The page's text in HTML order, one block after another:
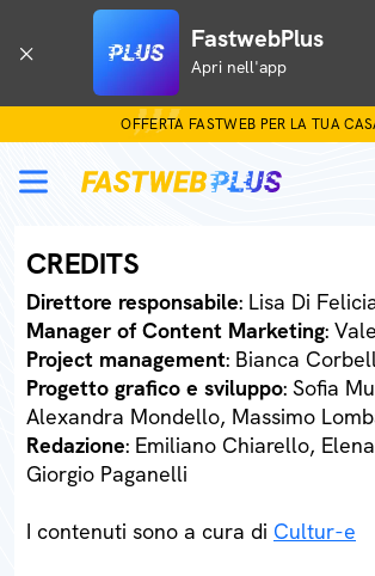
FastwebPlus
Apri nell'app
OFFERTA FASTWEB PER LA TUA
CREDITS
Direttore responsabile: Lisa Di
Manager of Content Marketing:
Project management: Bianca
Progetto grafico e sviluppo: Sofia
Alexandra Mondello, Massimo
Redazione: Emiliano Chiarello,
Giorgio Paganelli
I contenuti sono a cura di Cultur-e